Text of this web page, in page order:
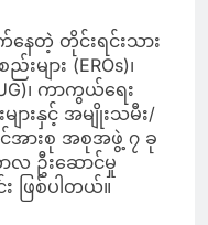
ေတဲ့ တိုင်းရင်းသား
ား (EROs)၊
၊ ကာကွယ်ရေး
ားနှင့် အမျိုးသမီး/
အားစု အစုအဖွဲ့ ၇ ခု
လ ဦးဆောင်မှု
ဖြစ်ပါတယ်။